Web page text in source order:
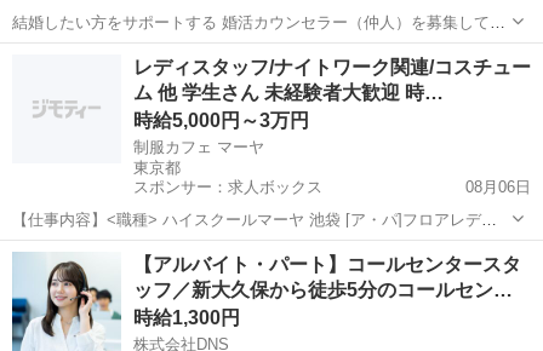
結婚したい方をサポートする 婚活カウンセラー（仲人）を募集してい
ます。 人の幸せを応援できる、やりがいのあるお仕事です。 「人の相
談に乗るのが好き」 「恋愛相談をよくされる」 そんな方に向いていま
す。 未経...
新宿区 新大久保駅 その他 オンライン
レディスタッフ/ナイトワーク関連/コスチュー
ム 他 学生さん 未経験者大歓迎 時…
時給5,000円～3万円
制服カフェ マーヤ
東京都
スポンサー：求人ボックス
08月06日
【仕事内容】<職種> ハイスクールマーヤ 池袋 [ア・パ]フロアレデ
ィ・カウンターレディ(ナイトワーク系)、ガールズバー・キャバクラ・
スナックその他(ナイトワーク系)、コスチューム系その他(ナイトワー
ク系) <雇用形態> アルバイ...
アルバイト・パート
【アルバイト・パート】コールセンタースタ
ッフ／新大久保から徒歩5分のコールセン…
時給1,300円
株式会社DNS